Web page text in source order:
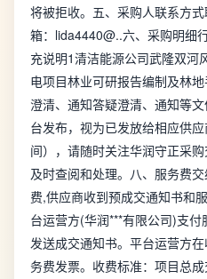
将被拒收。五、采购人联系方
箱：lida4440@..六、采购明细
充说明1清洁能源公司武隆双河
电项目林业可研报告编制及林
澄清、通知答疑澄清、通知等
台发布，视为已发放给相应供
间），请随时关注华润守正采
及时查阅和处理。八、服务费
费,供应商收到预成交通知书和
台运营方(华润***有限公司)支
发送成交通知书。平台运营方
务费发票。收费标准：项目总